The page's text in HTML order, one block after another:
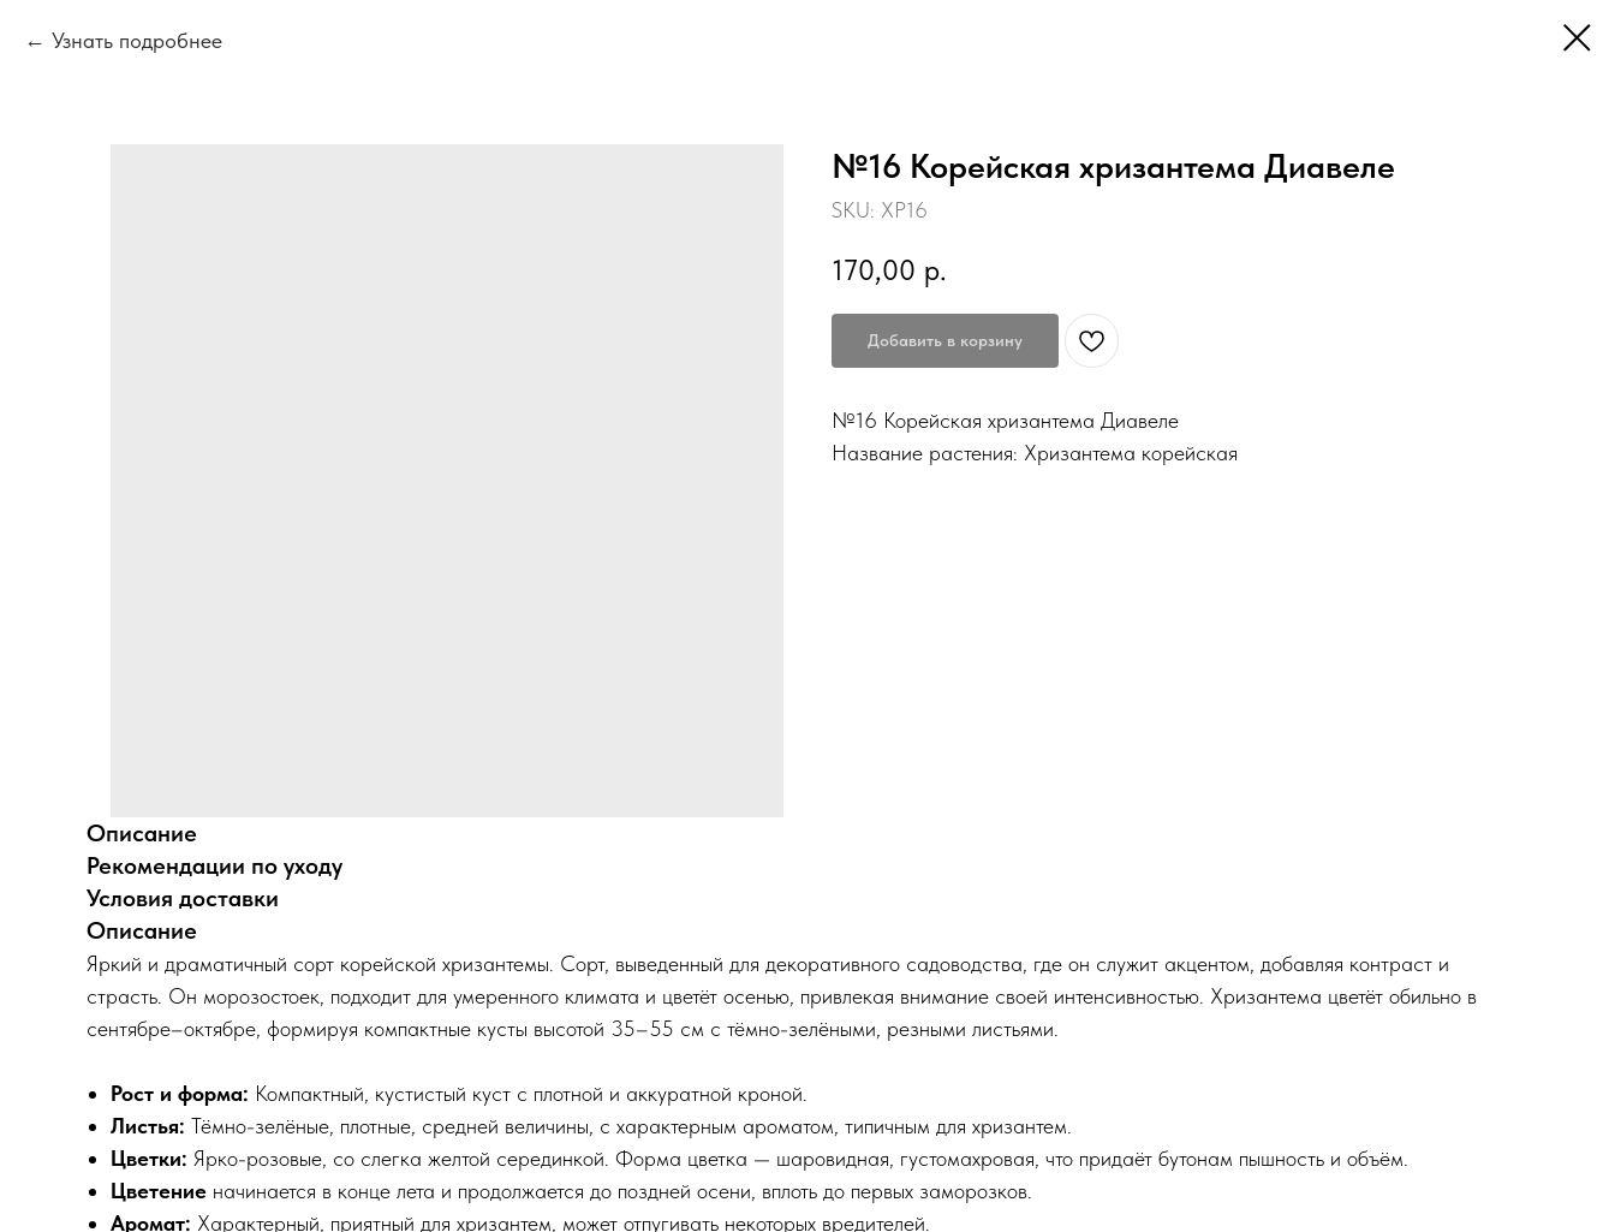
Узнать подробнее
№16 Корейская хризантема Диавеле
SKU: ХР16
170,00 р.
Добавить в корзину
№16 Корейская хризантема Диавеле
Название растения: Хризантема корейская
Описание
Рекомендации по уходу
Условия доставки
Описание
Яркий и драматичный сорт корейской хризантемы. Сорт, выведенный для декоративного садоводства, где он служит акцентом, добавляя контраст и
страсть. Он морозостоек, подходит для умеренного климата и цветёт осенью, привлекая внимание своей интенсивностью. Хризантема цветёт обильно в
сентябре–октябре, формируя компактные кусты высотой 35–55 см с тёмно-зелёными, резными листьями.
Рост и форма: Компактный, кустистый куст с плотной и аккуратной кроной.
Листья: Тёмно-зелёные, плотные, средней величины, с характерным ароматом, типичным для хризантем.
Цветки: Ярко-розовые, со слегка желтой серединкой. Форма цветка — шаровидная, густомахровая, что придаёт бутонам пышность и объём.
Цветение начинается в конце лета и продолжается до поздней осени, вплоть до первых заморозков.
Аромат: Характерный, приятный для хризантем, может отпугивать некоторых вредителей.